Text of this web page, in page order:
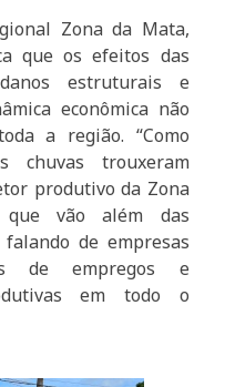
Zona da Mata,
que os efeitos das
estruturais e
econômica não
a região. “Como
chuvas trouxeram
produtivo da Zona
vão além das
de empresas
de empregos e
em todo o